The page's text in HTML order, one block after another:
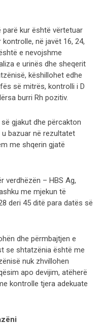
kur është vërtetuar
në javët 16, 24,
e nevojshme
e urinës dhe sheqerit
këshillohet edhe
së mitrës, kontrolli i D
burri Rh pozitiv.
gjakut dhe përcakton
u bazuar në rezultatet
me shqerin gjatë
verdhëzën – HBS Ag,
me mjekun të
deri 45 ditë para datës së
dhe përmbajtjen e
se shtatzënia është me
nuk zhvillohen
apo devijim, atëherë
kontrolle tjera adekuate